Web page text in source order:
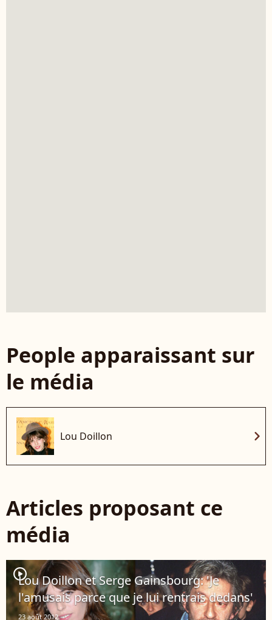
People apparaissant sur
le média
Lou Doillon chevron_right
Articles proposant ce
média
player2
Lou Doillon et Serge Gainsbourg: 'Je
l'amusais parce que je lui rentrais dedans'
23 août 2012